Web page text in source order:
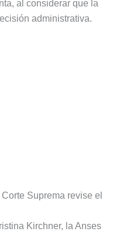
al considerar que la
administrativa.
Suprema revise el
Kirchner, la Anses